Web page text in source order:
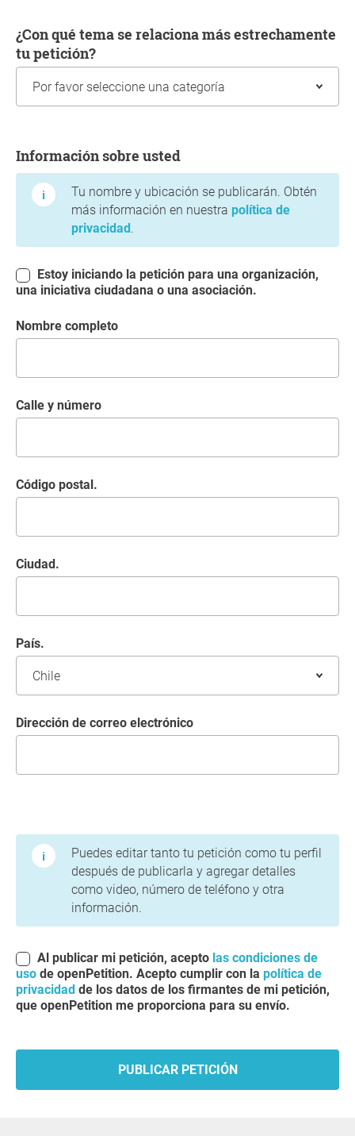
¿Con qué tema se relaciona más estrechamente
tu petición?
Información sobre usted
Tu nombre y ubicación se publicarán. Obtén
más información en nuestra política de
privacidad .
una iniciativa ciudadana o una asociación.
Nombre completo
Calle y número
Código postal.
Ciudad.
País.
Dirección de correo electrónico
Puedes editar tanto tu petición como tu perfil
después de publicarla y agregar detalles
como video, número de teléfono y otra
información.
Al publicar mi petición, acepto las condiciones de
uso de openPetition. Acepto cumplir con la política de
privacidad de los datos de los firmantes de mi petición,
que openPetition me proporciona para su envío.
PUBLICAR PETICIÓN